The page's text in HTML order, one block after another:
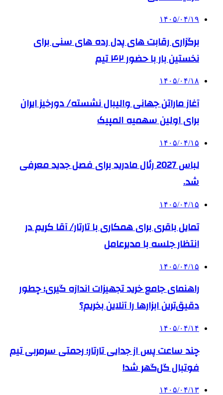
۱۴۰۵/۰۴/۱۹
برگزاری رقابت های پدل رده های سنی برای
نخستین بار با حضور ۴۲ تیم
۱۴۰۵/۰۴/۱۸
آغاز ماراتن جهانی والیبال نشسته/ دورخیز ایران
برای اولین سهمیه المپیک
۱۴۰۵/۰۴/۱۵
لباس 2027 رئال مادرید برای فصل جدید معرفی
شد.
۱۴۰۵/۰۴/۱۵
تمایل باقری برای همکاری با تارتار/ آقا کریم در
انتظار جلسه با مدیرعامل
۱۴۰۵/۰۴/۱۵
راهنمای جامع خرید تجهیزات اندازه گیری؛ چطور
دقیق‌ترین ابزارها را آنلاین بخریم؟
۱۴۰۵/۰۴/۱۴
چند ساعت پس از جدایی تارتار؛ رحمتی سرمربی تیم
فوتبال گل‌گهر شد!
۱۴۰۵/۰۴/۱۳